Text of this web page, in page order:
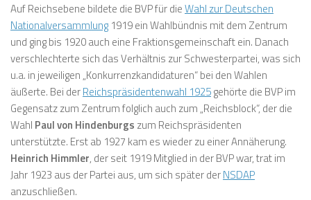
Auf Reichsebene bildete die BVP für dieWahl zur Deutschen
Nationalversammlung 1919 ein Wahlbündnis mit dem Zentrum
und ging bis 1920 auch eine Fraktionsgemeinschaft ein. Danach
verschlechterte sich das Verhältnis zur Schwesterpartei, was sich
u.a. in jeweiligen „Konkurrenzkandidaturen“ bei den Wahlen
äußerte. Bei derReichspräsidentenwahl 1925gehörte die BVP im
Gegensatz zum Zentrum folglich auch zum „Reichsblock“, der die
Wahl Paul von Hindenburgs zum Reichspräsidenten
unterstützte. Erst ab 1927 kam es wieder zu einer Annäherung.
Heinrich Himmler, der seit 1919 Mitglied in der BVP war, trat im
Jahr 1923 aus der Partei aus, um sich später derNSDAP
anzuschließen.